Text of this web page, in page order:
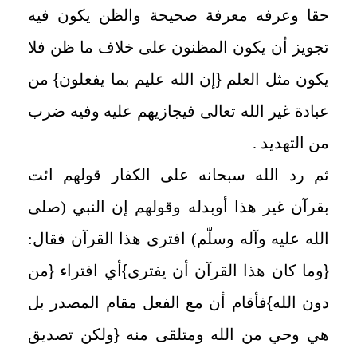
حقا وعرفه معرفة صحيحة والظن يكون فيه
تجويز أن يكون المظنون على خلاف ما ظن فلا
يكون مثل العلم{ إن الله عليم بما يفعلون}من
عبادة غير الله تعالى فيجازيهم عليه وفيه ضرب
من التهديد .
ثم رد الله سبحانه على الكفار قولهم ائت
بقرآن غير هذا أوبدله وقولهم إن النبي (صلى
الله عليه وآله وسلّم) افترى هذا القرآن فقال:
{وما كان هذا القرآن أن يفترى} أي افتراء {من
دون الله}فأقام أن مع الفعل مقام المصدر بل
هي وحي من الله ومتلقى منه{ولكن تصديق